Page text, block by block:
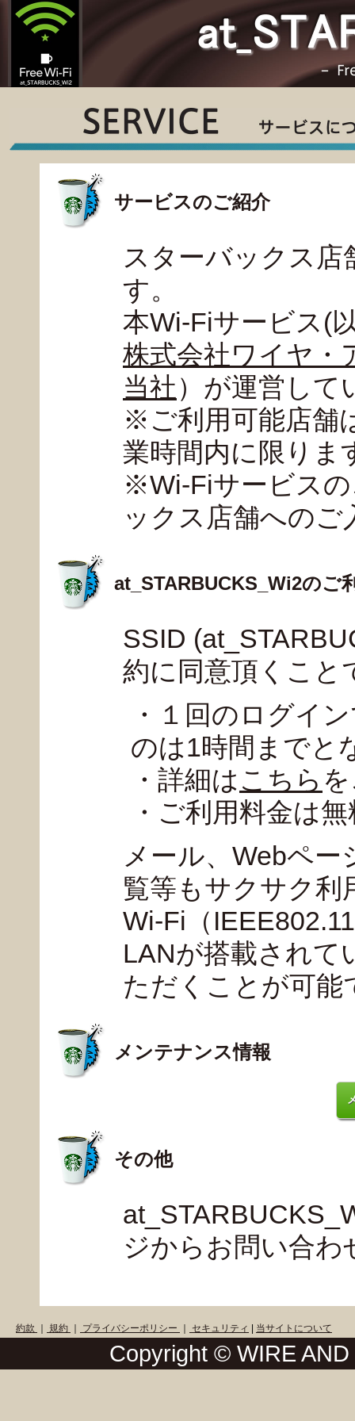
サービスのご紹介
スターバックス
す。
本Wi-Fiサービス(
株式会社ワイヤ・
当社）が運営して
※ご利用可能店舗
業時間内に限りま
※Wi-Fiサービス
ックス店舗への
at_STARBUCKS_Wi2のご
SSID
約に同意頂くこと
・１回のログイ
のは1時間までと
・詳細は こちら
・ご利用料金は
メール、Webペ
覧等もサクサク利
Wi-Fi（
LANが搭載されて
ただくことが可能
メンテナンス情報
その他
ジからお問い合わ
約款 規約 プライバシーポリシー セキュリティ 当サイトについて
Copyright © WIRE